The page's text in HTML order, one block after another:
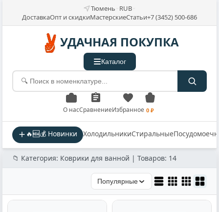
Тюмень RUB
ДоставкаОпт и скидкиМастерскиеСтатьи+7 (3452) 500-686
УДАЧНАЯ ПОКУПКА
Каталог
О насСравнениеИзбранное 0 ₽
🔥🆕💰 Новинки ХолодильникиСтиральные
📁 Категория: Коврики для ванной | Товаров: 14
Популярные